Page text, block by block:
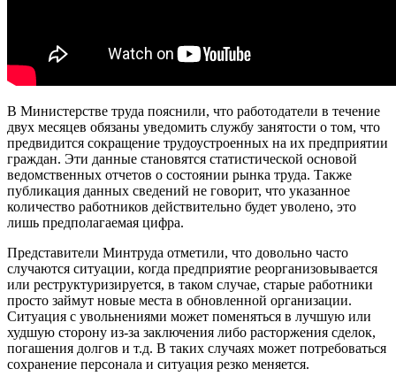
В Министерстве труда пояснили, что работодатели в течение
двух месяцев обязаны уведомить службу занятости о том, что
предвидится сокращение трудоустроенных на их предприятии
граждан. Эти данные становятся статистической основой
ведомственных отчетов о состоянии рынка труда. Также
публикация данных сведений не говорит, что указанное
количество работников действительно будет уволено, это
лишь предполагаемая цифра.
Представители Минтруда отметили, что довольно часто
случаются ситуации, когда предприятие реорганизовывается
или реструктуризируется, в таком случае, старые работники
просто займут новые места в обновленной организации.
Ситуация с увольнениями может поменяться в лучшую или
худшую сторону из-за заключения либо расторжения сделок,
погашения долгов и т.д. В таких случаях может потребоваться
сохранение персонала и ситуация резко меняется.